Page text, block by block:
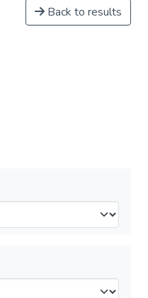
Back to results